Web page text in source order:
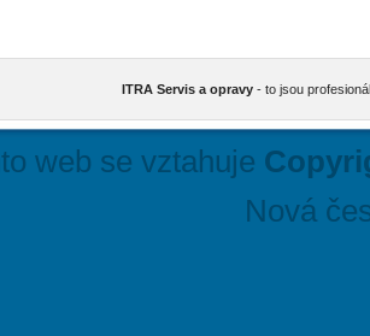
ITRA Servis a opravy- to jsou
web se vztahuje
Nová